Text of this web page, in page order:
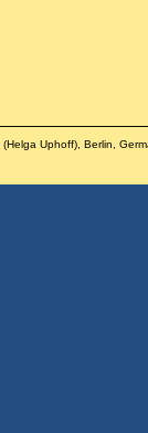
(Helga Uphoff), Berlin,